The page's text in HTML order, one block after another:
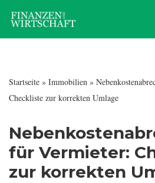
Startseite » Immobilien »
Checkliste zur korrekten Umlage
für Vermieter:
zur korrekten